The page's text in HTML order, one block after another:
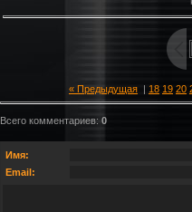
« Предыдущая | 18 19 20
Всего комментариев: 0
Имя:
Email: